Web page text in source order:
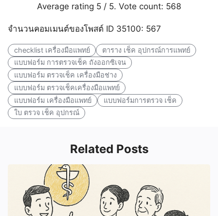
Average rating 5 / 5. Vote count: 568
จำนวนคอมเมนต์ของโพสต์ ID 35100: 567
checklist เครื่องมือแพทย์
ตาราง เช็ค อุปกรณ์การแพทย์
แบบฟอร์ม การตรวจเช็ค ถังออกซิเจน
แบบฟอร์ม ตรวจเช็ค เครื่องมือช่าง
แบบฟอร์ม ตรวจเช็คเครื่องมือแพทย์
แบบฟอร์ม เครื่องมือแพทย์
แบบฟอร์มการตรวจ เช็ค
ใบ ตรวจ เช็ค อุปกรณ์
Related Posts